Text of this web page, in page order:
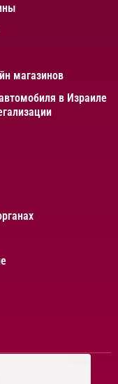
магазинов
в Израиле